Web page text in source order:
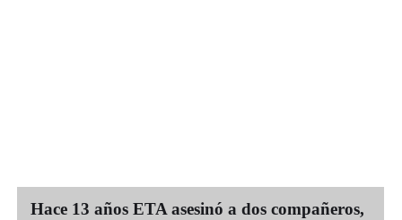
Hace 13 años ETA asesinó a dos compañeros,